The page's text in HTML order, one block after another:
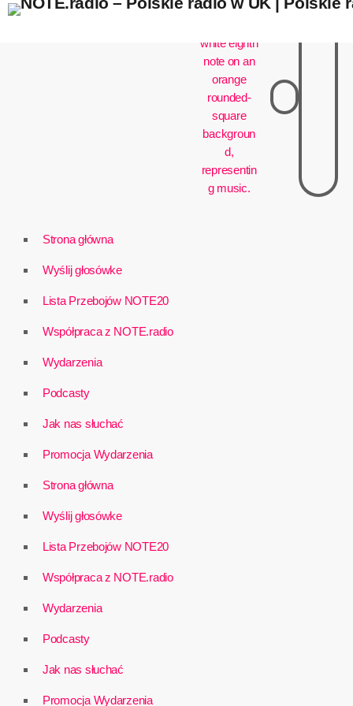
play_arrow
Strona główna
Wyślij głosówke
Lista Przebojów NOTE20
Współpraca z NOTE.radio
Wydarzenia
Podcasty
Jak nas słuchać
Promocja Wydarzenia
Strona główna
Wyślij głosówke
Lista Przebojów NOTE20
Współpraca z NOTE.radio
Wydarzenia
Podcasty
Jak nas słuchać
Promocja Wydarzenia